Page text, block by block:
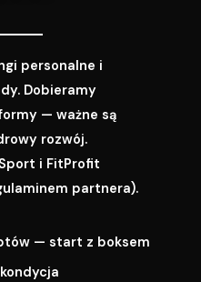
personalne i
Dobieramy
— ważne są
rozwój.
i FitProfit
partnera).
— start z boksem